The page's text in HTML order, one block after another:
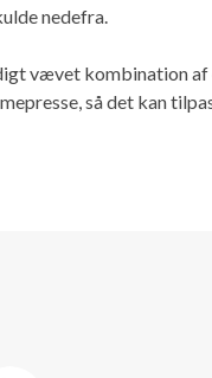
nedefra.
vævet kombination af
så det kan